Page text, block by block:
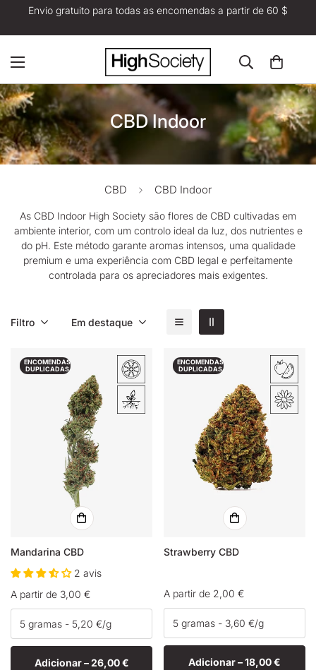
À ESCOLHA: 100 G DE CBD GRÁTIS POR CADA 100 €
CBD Indoor
CBD CBD Indoor
As CBD Indoor High Society são flores de CBD cultivadas em
ambiente interior, com um controlo ideal da luz, dos nutrientes e
do pH. Este método garante aromas intensos, uma qualidade
premium e uma experiência com CBD legal e perfeitamente
controlada para os apreciadores mais exigentes.
Filtro Em destaque
ENCOMENDAS
DUPLICADAS
Mandarina CBD
2 avis
Preço
normal
A partir de 3,00 €
Adicionar –26,00 €
ENCOMENDAS
DUPLICADAS
Strawberry CBD
Preço
normal
A partir de 2,00 €
Adicionar –18,00 €